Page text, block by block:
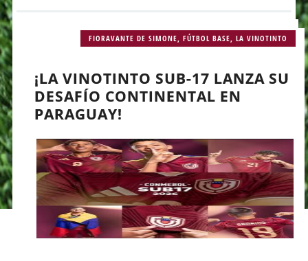
FIORAVANTE DE SIMONE ,FÚTBOL BASE ,LA VINOTINTO
¡LA VINOTINTO SUB-17 LANZA SU
DESAFÍO CONTINENTAL EN
PARAGUAY!